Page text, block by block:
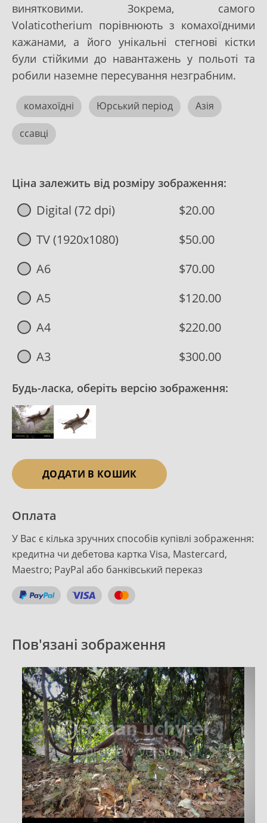
винятковими. Зокрема, самого
Volaticotherium порівнюють з комахоїдними
кажанами, а його унікальні стегнові кістки
були стійкими до навантажень у польоті та
робили наземне пересування незграбним.
комахоїдні Юрський період Азія
ссавці
Ціна залежить від розміру зображення:
Digital (72 dpi)
$20.00
TV (1920x1080)
$50.00
A6
$70.00
A5
$120.00
A4
$220.00
A3
$300.00
Будь-ласка, оберіть версію зображення:
ДОДАТИ В КОШИК
Оплата
У Вас є кілька зручних способів купівлі зображення:
кредитна чи дебетова картка Visa, Mastercard,
Maestro; PayPal або банківський переказ
Пов'язані зображення